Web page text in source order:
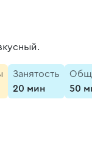
Занятость
20 мин
50